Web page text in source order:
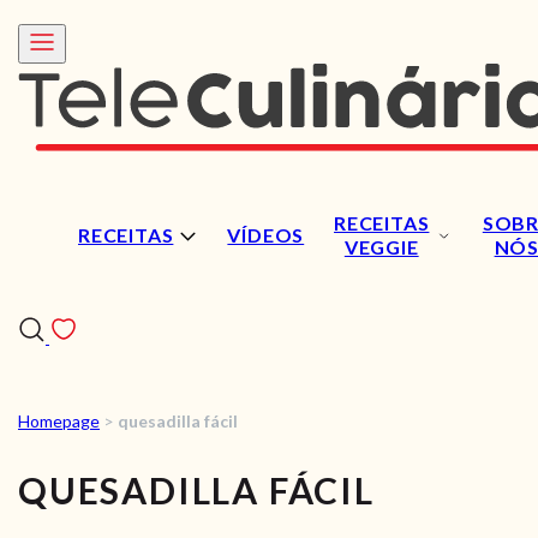
RECEITAS VÍDEOS
RECEITAS
VEGGIE
NÓS
VÍDEOS
Homepage > quesadilla fácil
QUESADILLA FÁCIL